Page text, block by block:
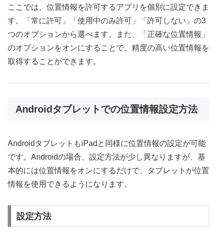
ここでは、位置情報を許可するアプリを個別に設定できま
す。「常に許可」「使用中のみ許可」「許可しない」の3
つのオプションから選べます。また、「正確な位置情報」
のオプションをオンにすることで、精度の高い位置情報を
取得することができます。
Androidタブレットでの位置情報設定方法
AndroidタブレットもiPadと同様に位置情報の設定が可能
です。Androidの場合、設定方法が少し異なりますが、基
本的には位置情報をオンにするだけで、タブレットが位置
情報を使用できるようになります。
設定方法